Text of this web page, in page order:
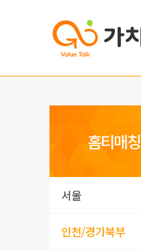
홈티매칭
서울
인천/경기북부